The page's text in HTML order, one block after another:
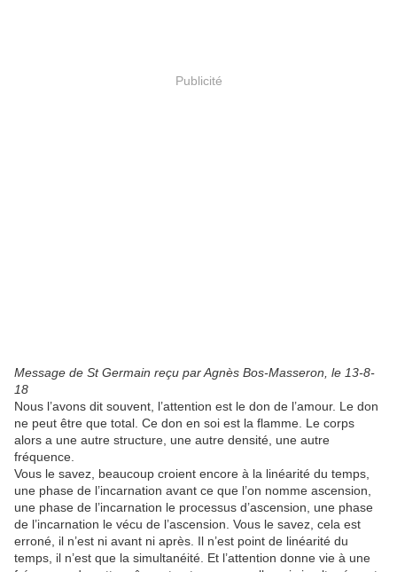
Publicité
Message de St Germain reçu par Agnès Bos-Masseron, le 13-8-
18
Nous l’avons dit souvent, l’attention est le don de l’amour. Le don
ne peut être que total. Ce don en soi est la flamme. Le corps
alors a une autre structure, une autre densité, une autre
fréquence.
Vous le savez, beaucoup croient encore à la linéarité du temps,
une phase de l’incarnation avant ce que l’on nomme ascension,
une phase de l’incarnation le processus d’ascension, une phase
de l’incarnation le vécu de l’ascension. Vous le savez, cela est
erroné, il n’est ni avant ni après. Il n’est point de linéarité du
temps, il n’est que la simultanéité. Et l’attention donne vie à une